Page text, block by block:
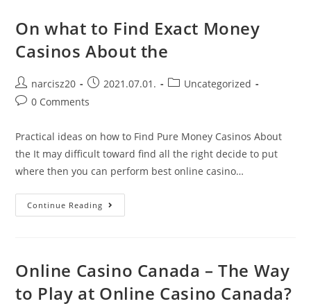
Money
From
The
Web
On what to Find Exact Money
Casinos About the
Post
author:
narcisz20
Post
published:
2021.07.01.
PostUncategorized
Post0 Comments
Practical ideas on how to Find Pure Money Casinos About
the It may difficult toward find all the right decide to put
where then you can perform best online casino…
Continue Reading On
What
Casinos
About
Online Casino Canada – The Way
to Play at Online Casino Canada?